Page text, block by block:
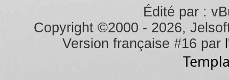
Édité par :
Copyright ©2000 - 2026,
Version française #16 par